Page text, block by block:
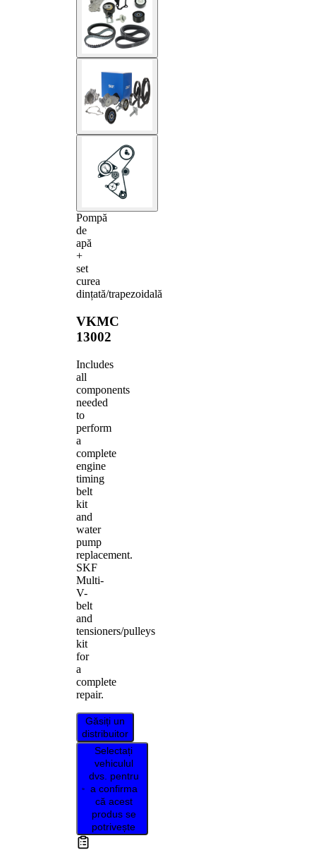
Pompă
de
apă
+
set
curea
dințată/trapezoidală
VKMC
13002
Includes
all
components
needed
to
perform
a
complete
engine
timing
belt
kit
and
water
pump
replacement.
SKF
Multi-
V-
belt
and
tensioners/pulleys
kit
for
a
complete
repair.
Găsiți un
distribuitor
Selectați
vehiculul
dvs. pentru
a confirma
că acest
produs se
potrivește